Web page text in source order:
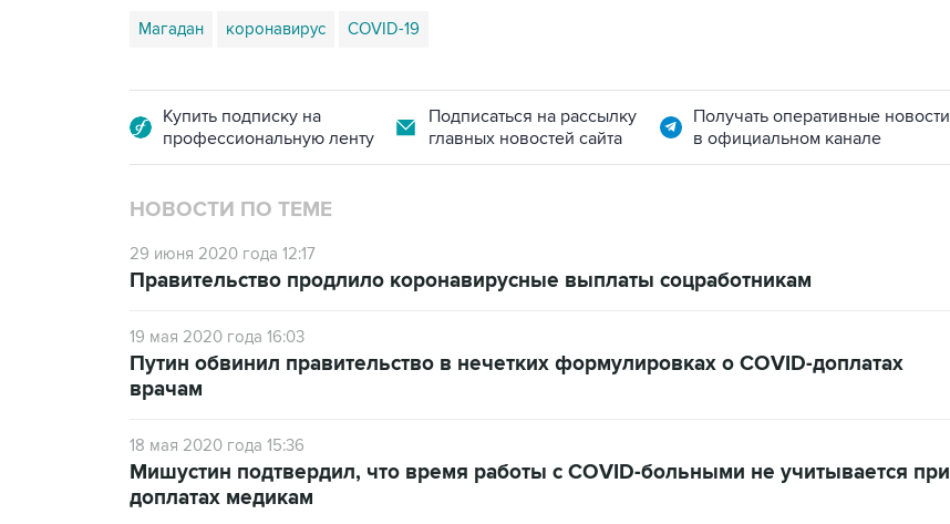
Магадан коронавирус COVID-19
Купить подписку на
профессиональную ленту
Подписаться на рассылку
главных новостей сайта
Получать оперативные новости
в официальном канале
НОВОСТИ ПО ТЕМЕ
29 июня 2020 года 12:17
Правительство продлило коронавирусные выплаты соцработникам
19 мая 2020 года 16:03
Путин обвинил правительство в нечетких формулировках о COVID-доплатах
врачам
18 мая 2020 года 15:36
Мишустин подтвердил, что время работы с COVID-больными не учитывается при
доплатах медикам